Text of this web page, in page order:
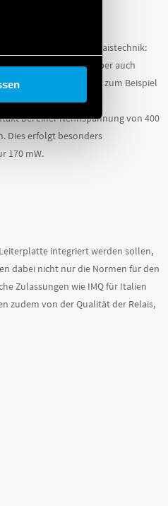
an die verwendete Relaistechnik:
sehr großer Bedarf. Aber auch
67
von Finder werden zum Beispiel
mit jeweils einem
bei einer Nennspannung von 400
Dies erfolgt besonders
170 mW.
integriert werden sollen,
dabei nicht nur die Normen für den
Zulassungen wie IMQ für Italien
zudem von der Qualität der Relais,